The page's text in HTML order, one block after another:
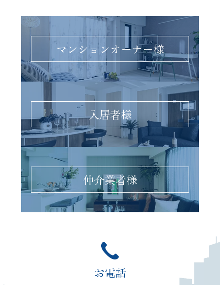
マンションオーナー様
入居者様
仲介業者様
お電話